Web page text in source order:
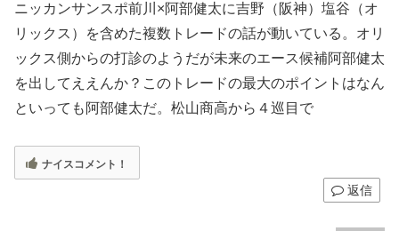
ニッカンサンスポ前川×阿部健太に吉野（阪神）塩谷（オ
リックス）を含めた複数トレードの話が動いている。オリ
ックス側からの打診のようだが未来のエース候補阿部健太
を出してええんか？このトレードの最大のポイントはなん
といっても阿部健太だ。松山商高から４巡目で
ナイスコメント！
返信